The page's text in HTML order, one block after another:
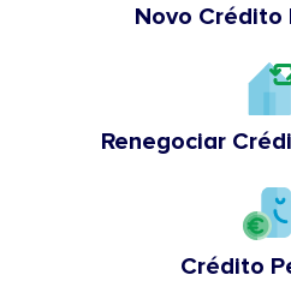
Novo Crédito
Renegociar
Crédito